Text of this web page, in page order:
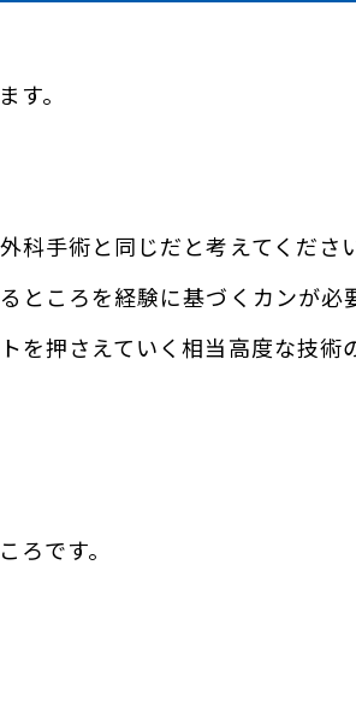
す。
科手術と同じだと考えてくださ
ところを経験に基づくカンが必
を押さえていく相当高度な技術
ろです。